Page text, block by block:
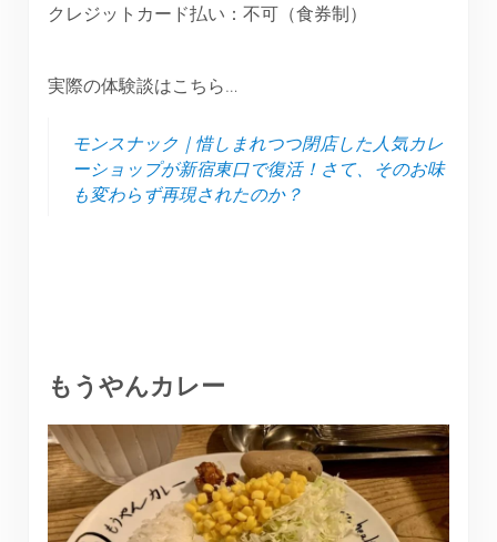
クレジットカード払い：不可（食券制）
実際の体験談はこちら…
モンスナック｜惜しまれつつ閉店した人気カレ
ーショップが新宿東口で復活！さて、そのお味
も変わらず再現されたのか？
もうやんカレー